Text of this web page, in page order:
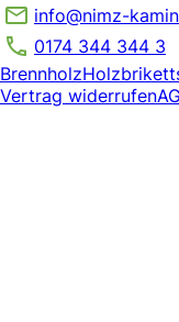
info@nimz-
0174 344 344 3
Brennholz
Vertrag widerrufen